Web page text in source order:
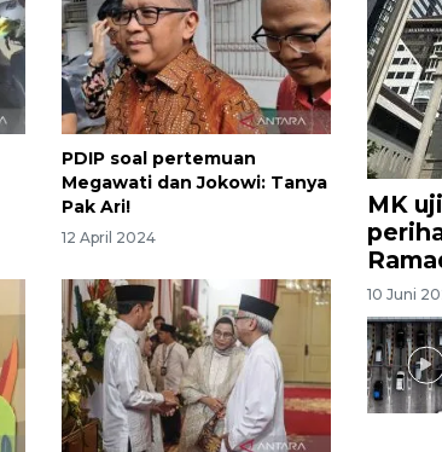
PDIP soal pertemuan
Megawati dan Jokowi: Tanya
Pak Ari!
12 April 2024
MK
10 Juni